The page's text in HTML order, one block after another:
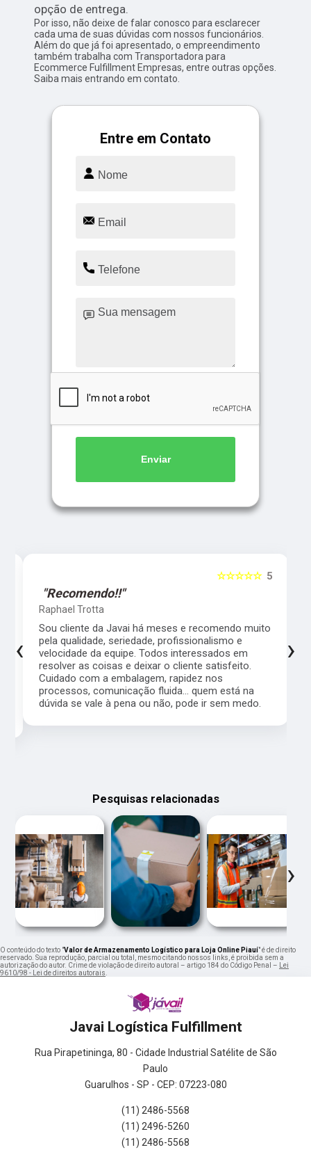
opção de entrega.
Por isso, não deixe de falar conosco para esclarecer
cada uma de suas dúvidas com nossos funcionários.
Além do que já foi apresentado, o empreendimento
também trabalha com Transportadora para
Ecommerce Fulfillment Empresas, entre outras opções.
Saiba mais entrando em contato.
Entre em Contato
Enviar
5
☆☆☆☆☆
"Recomendo!!"
Raphael Trotta
Sou cliente da Javai há meses e recomendo muito
pela qualidade, seriedade, profissionalismo e
velocidade da equipe. Todos interessados em
resolver as coisas e deixar o cliente satisfeito.
Cuidado com a embalagem, rapidez nos
processos, comunicação fluida... quem está na
dúvida se vale à pena ou não, pode ir sem medo.
‹ ›
Pesquisas relacionadas
‹ ›
O conteúdo do texto "Valor de Armazenamento Logístico para Loja Online Piauí" é de direito
reservado. Sua reprodução, parcial ou total, mesmo citando nossos links, é proibida sem a
autorização do autor. Crime de violação de direito autoral – artigo 184 do Código Penal –
Lei
9610/98 - Lei de direitos autorais
Javai Logística Fulfillment
Rua Pirapetininga, 80 - Cidade Industrial Satélite de São
Paulo
Guarulhos - SP - CEP: 07223-080
(11) 2486-5568
(11) 2496-5260
(11) 2486-5568